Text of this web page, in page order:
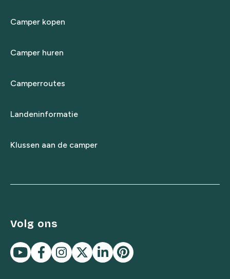
Camper kopen
Camper huren
Camperroutes
Landeninformatie
Klussen aan de camper
Volg ons